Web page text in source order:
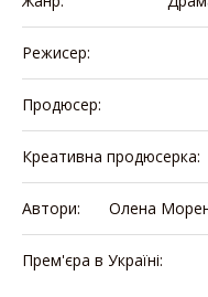
Режисер:
Продюсер:
Креативна продюсерка:
Автори: Олена
Прем'єра в Україні: